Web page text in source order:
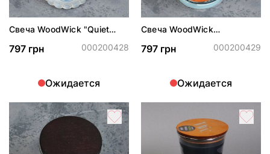
Свеча WoodWick "Quiet
797 грн 000200428
Ожидается
Свеча WoodWick
797 грн 000200429
Ожидается